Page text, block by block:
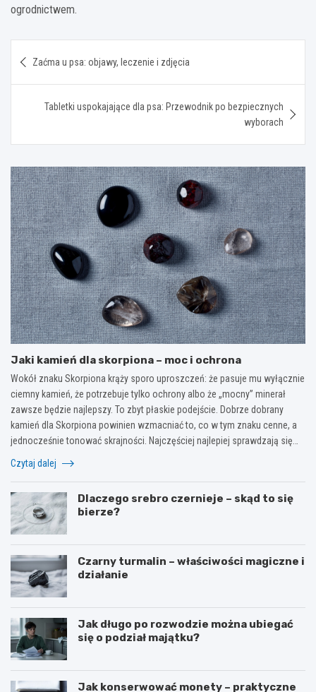
ogrodnictwem.
wpisu
Zaćma u psa: objawy, leczenie i zdjęcia
Tabletki uspokajające dla psa: Przewodnik po bezpiecznych
wyborach
Jaki kamień dla skorpiona – moc i ochrona
Wokół znaku Skorpiona krąży sporo uproszczeń: że pasuje mu wyłącznie
ciemny kamień, że potrzebuje tylko ochrony albo że „mocny” minerał
zawsze będzie najlepszy. To zbyt płaskie podejście. Dobrze dobrany
kamień dla Skorpiona powinien wzmacniać to, co w tym znaku cenne, a
jednocześnie tonować skrajności. Najczęściej najlepiej sprawdzają się…
Czytaj dalej
Dlaczego srebro czernieje – skąd to się
bierze?
Czarny turmalin – właściwości magiczne i
działanie
Jak długo po rozwodzie można ubiegać
się o podział majątku?
Jak konserwować monety – praktyczne